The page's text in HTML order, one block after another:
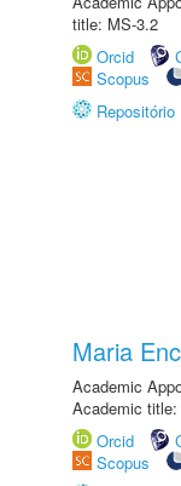
title: MS-3.2
Orcid
Scopus
Maria
Academic
Academic
Orcid
Scopus